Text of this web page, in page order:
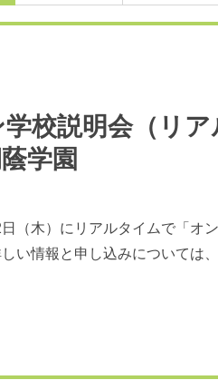
校説明会（リア
学園
（木）にリアルタイムで「オ
い情報と申し込みについては、